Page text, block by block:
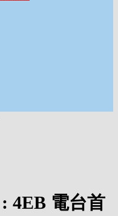
4EB 電台首